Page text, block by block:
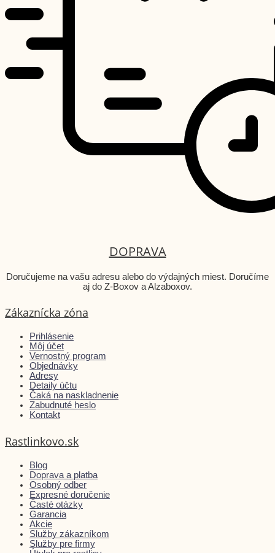
DOPRAVA
Doručujeme na vašu adresu alebo do výdajných miest. Doručíme
aj do Z-Boxov a Alzaboxov.
Zákaznícka zóna
Prihlásenie
Môj účet
Vernostný program
Objednávky
Adresy
Detaily účtu
Čaká na naskladnenie
Zabudnuté heslo
Kontakt
Rastlinkovo.sk
Blog
Doprava a platba
Osobný odber
Expresné doručenie
Časté otázky
Garancia
Akcie
Služby zákazníkom
Služby pre firmy